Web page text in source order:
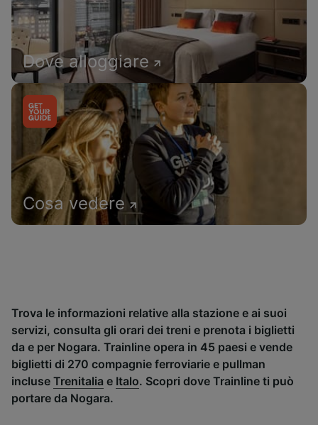
Dove alloggiare
Cosa vedere
Trova le informazioni relative alla stazione e ai suoi
servizi, consulta gli orari dei treni e prenota i biglietti
da e per Nogara. Trainline opera in 45 paesi e vende
biglietti di 270 compagnie ferroviarie e pullman
incluse Trenitalia e Italo. Scopri dove Trainline ti può
portare da Nogara.